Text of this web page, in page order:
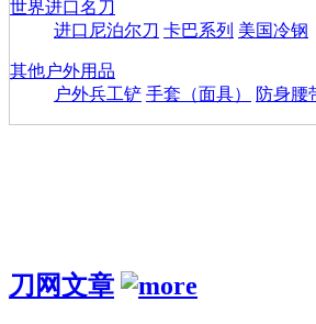
世界进口名刀
进口尼泊尔刀 卡巴系列 美国冷钢
其他户外用品
户外兵工铲 手套（面具） 防身腰
刀网文章